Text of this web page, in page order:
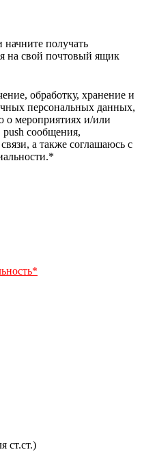
получать
на свой почтовый ящик
обработку, хранение и
персональных данных,
о мероприятиях и/или
сообщения,
а также соглашаюсь с
ст.ст.)